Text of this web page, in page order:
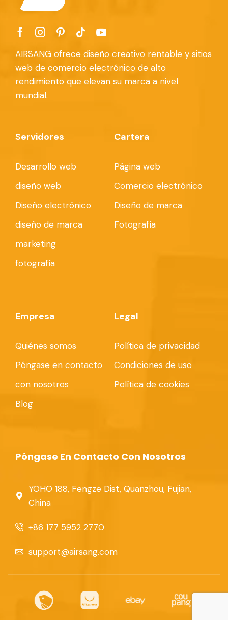
AIRSANG ofrece diseño creativo rentable y sitios
web de comercio electrónico de alto
rendimiento que elevan su marca a nivel
mundial.
Servidores
Desarrollo web
diseño web
Diseño electrónico
diseño de marca
marketing
fotografía
Cartera
Página web
Comercio electrónico
Diseño de marca
Fotografía
Empresa
Quiénes somos
Póngase en contacto
con nosotros
Blog
Legal
Política de privacidad
Condiciones de uso
Política de cookies
Póngase En Contacto Con Nosotros
YOHO 188, Fengze Dist, Quanzhou, Fujian,
China
+86 177 5952 2770
support@airsang.com